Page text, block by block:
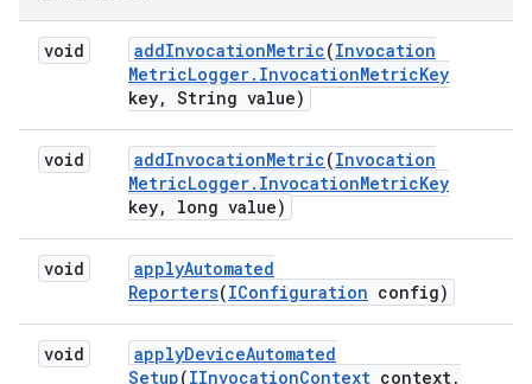
void addInvocationMetric(Invocation
MetricLogger. InvocationMetricKey
key, String value)
void addInvocationMetric(Invocation
MetricLogger. InvocationMetricKey
key, long value)
void applyAutomated
Reporters(IConfiguration config)
void applyDeviceAutomated
Setup(IInvocationContext context,